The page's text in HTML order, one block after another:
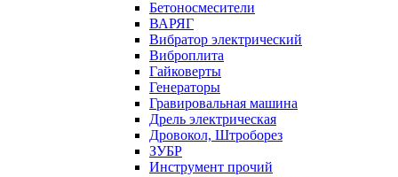
Бетоносмесители
ВАРЯГ
Вибратор электрический
Виброплита
Гайковерты
Генераторы
Гравировальная машина
Дрель электрическая
Дровокол, Штроборез
ЗУБР
Инструмент прочий